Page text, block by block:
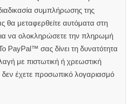
συμπλήρωσης της
θα μεταφερθείτε αυτόματα στη
να ολοκληρώσετε την πληρωμή
PayPal™ σας δίνει τη δυνατότητα
με πιστωτική ή χρεωστική
έχετε προσωπικό λογαριασμό